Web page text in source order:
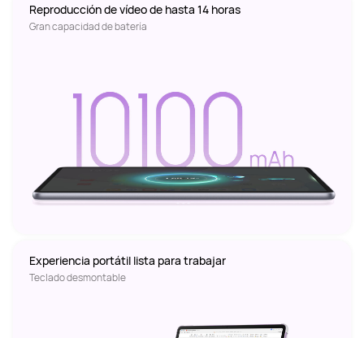
Reproducción de vídeo de hasta 14 horas
Gran capacidad de batería
Experiencia portátil lista para trabajar
Teclado desmontable